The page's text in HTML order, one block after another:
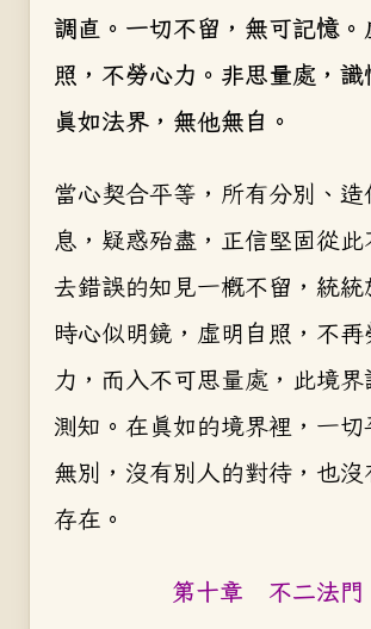
調直。一切不留，無可記憶。
照，不勞心力。非思量處，識
真如法界，無他無自。
當心契合平等，所有分別、
息，疑惑殆盡，正信堅固從
去錯誤的知見一概不留，統
時心似明鏡，虛明自照，不再
力，而入不可思量處，此境
測知。在真如的境界裡，一切
無別，沒有別人的對待，也沒
存在。
第十章 不二法門